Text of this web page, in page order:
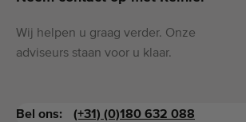
Wij helpen u graag verder. Onze
adviseurs staan voor u klaar.
Bel ons: (+31) (0)180 632 088